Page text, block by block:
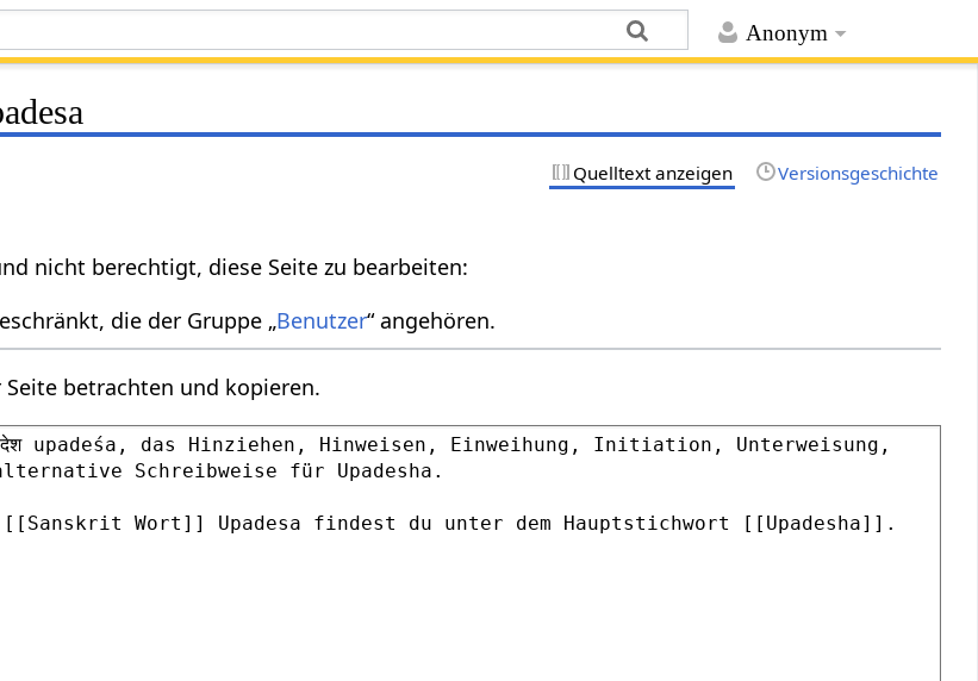
Anonym
Quelltext anzeigen Versionsgeschichte
nicht berechtigt, diese Seite zu bearbeiten:
die der Gruppe „Benutzer“ angehören.
betrachten und kopieren.